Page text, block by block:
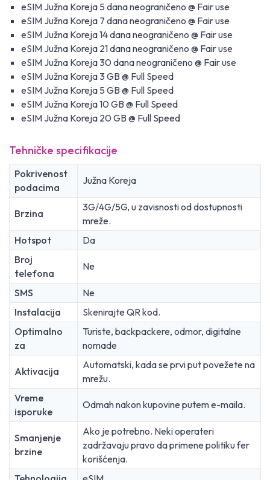
eSIM Južna Koreja 5 dana neograničeno @ Fair use
eSIM Južna Koreja 7 dana neograničeno @ Fair use
eSIM Južna Koreja 14 dana neograničeno @ Fair use
eSIM Južna Koreja 21 dana neograničeno @ Fair use
eSIM Južna Koreja 30 dana neograničeno @ Fair use
eSIM Južna Koreja 3 GB @ Full Speed
eSIM Južna Koreja 5 GB @ Full Speed
eSIM Južna Koreja 10 GB @ Full Speed
eSIM Južna Koreja 20 GB @ Full Speed
Tehničke specifikacije
Pokrivenost
podacima
Južna Koreja
Brzina
3G/4G/5G, u zavisnosti od dostupnosti
mreže.
Hotspot
Da
Broj
telefona
Ne
SMS
Ne
Instalacija
Skenirajte QR kod.
Optimalno
za
Turiste, backpackere, odmor, digitalne
nomade
Aktivacija
Automatski, kada se prvi put povežete na
mrežu.
Vreme
isporuke
Odmah nakon kupovine putem e-maila.
Smanjenje
brzine
Ako je potrebno. Neki operateri
zadržavaju pravo da primene politiku fer
korišćenja.